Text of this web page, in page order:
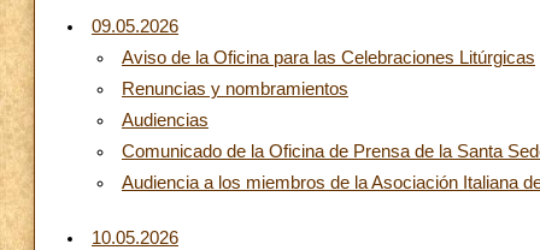
09.05.2026
Aviso de la Oficina para las Celebraciones Litúrgicas
Renuncias y nombramientos
Audiencias
Comunicado de la Oficina de Prensa de la Santa
Audiencia a los miembros de la Asociación Italiana
10.05.2026